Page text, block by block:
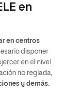
en
en centros
disponer
en el nivel
no reglada,
y demás.